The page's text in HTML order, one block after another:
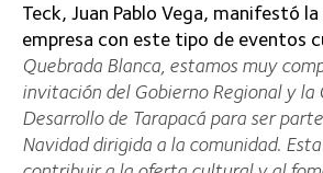
Teck, Juan Pablo Vega, manifestó
empresa con este tipo de eventos
Quebrada Blanca, estamos muy
invitación del Gobierno Regional y la
Desarrollo de Tarapacá para ser
Navidad dirigida a la comunidad.